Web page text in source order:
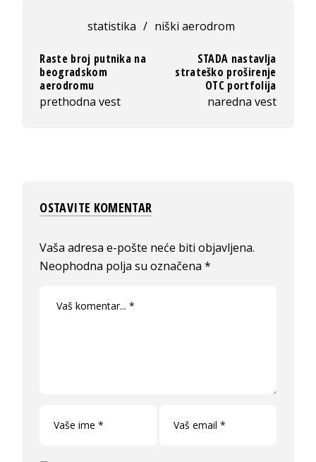
statistika / niški aerodrom
Raste broj putnika na
beogradskom
aerodromu
prethodna vest
STADA nastavlja
strateško proširenje
OTC portfolija
naredna vest
OSTAVITE KOMENTAR
Vaša adresa e-pošte neće biti objavljena.
Neophodna polja su označena*